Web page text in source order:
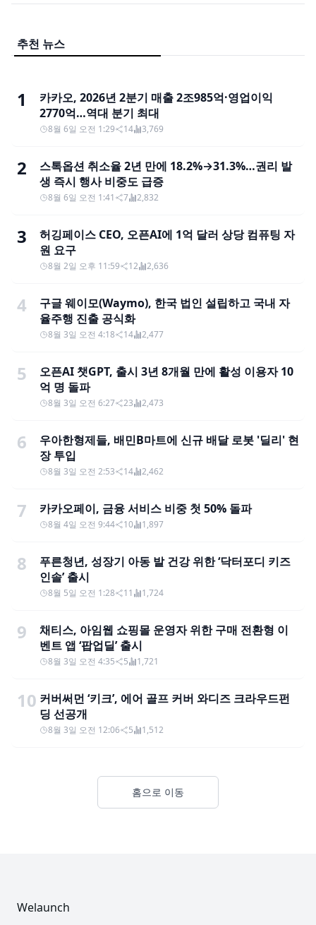
추천 뉴스
1
카카오, 2026년 2분기 매출 2조985억·영업이익
2770억…역대 분기 최대
8월 6일 오전 1:29 14 3,769
2
스톡옵션 취소율 2년 만에 18.2%→31.3%…권리 발
생 즉시 행사 비중도 급증
8월 6일 오전 1:41 7 2,832
3
허깅페이스 CEO, 오픈AI에 1억 달러 상당 컴퓨팅 자
원 요구
8월 2일 오후 11:59 12 2,636
4
구글 웨이모(Waymo), 한국 법인 설립하고 국내 자
율주행 진출 공식화
8월 3일 오전 4:18 14 2,477
5
오픈AI 챗GPT, 출시 3년 8개월 만에 활성 이용자 10
억 명 돌파
8월 3일 오전 6:27 23 2,473
6
우아한형제들, 배민B마트에 신규 배달 로봇 '딜리' 현
장 투입
8월 3일 오전 2:53 14 2,462
7 카카오페이, 금융 서비스 비중 첫 50% 돌파
8월 4일 오전 9:44 10 1,897
8
푸른청년, 성장기 아동 발 건강 위한 ‘닥터포디 키즈
인솔’ 출시
8월 5일 오전 1:28 11 1,724
9
채티스, 아임웹 쇼핑몰 운영자 위한 구매 전환형 이
벤트 앱 ‘팝업딜’ 출시
8월 3일 오전 4:35 5 1,721
10 커버써먼 ‘키크’, 에어 골프 커버 와디즈 크라우드펀
딩 선공개
8월 3일 오전 12:06 5 1,512
홈으로 이동
Welaunch